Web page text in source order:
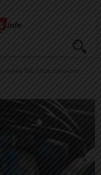
700 літрів пального